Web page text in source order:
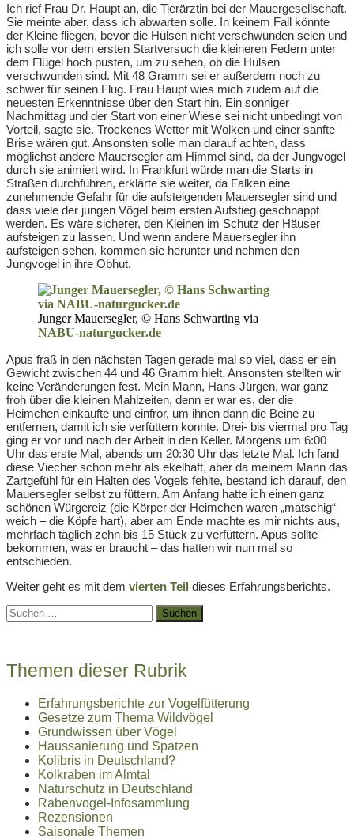
Ich rief Frau Dr. Haupt an, die Tierärztin bei der Mauergesellschaft.
Sie meinte aber, dass ich abwarten solle. In keinem Fall könnte
der Kleine fliegen, bevor die Hülsen nicht verschwunden seien und
ich solle vor dem ersten Startversuch die kleineren Federn unter
dem Flügel hoch pusten, um zu sehen, ob die Hülsen
verschwunden sind. Mit 48 Gramm sei er außerdem noch zu
schwer für seinen Flug. Frau Haupt wies mich zudem auf die
neuesten Erkenntnisse über den Start hin. Ein sonniger
Nachmittag und der Start von einer Wiese sei nicht unbedingt von
Vorteil, sagte sie. Trockenes Wetter mit Wolken und einer sanfte
Brise wären gut. Ansonsten solle man darauf achten, dass
möglichst andere Mauersegler am Himmel sind, da der Jungvogel
durch sie animiert wird. In Frankfurt würde man die Starts in
Straßen durchführen, erklärte sie weiter, da Falken eine
zunehmende Gefahr für die aufsteigenden Mauersegler sind und
dass viele der jungen Vögel beim ersten Aufstieg geschnappt
werden. Es wäre sicherer, den Kleinen im Schutz der Häuser
aufsteigen zu lassen. Und wenn andere Mauersegler ihn
aufsteigen sehen, kommen sie herunter und nehmen den
Jungvogel in ihre Obhut.
Junger Mauersegler, © Hans Schwarting via
NABU-naturgucker.de
Apus fraß in den nächsten Tagen gerade mal so viel, dass er ein
Gewicht zwischen 44 und 46 Gramm hielt. Ansonsten stellten wir
keine Veränderungen fest. Mein Mann, Hans-Jürgen, war ganz
froh über die kleinen Mahlzeiten, denn er war es, der die
Heimchen einkaufte und einfror, um ihnen dann die Beine zu
entfernen, damit ich sie verfüttern konnte. Drei- bis viermal pro Tag
ging er vor und nach der Arbeit in den Keller. Morgens um 6:00
Uhr das erste Mal, abends um 20:30 Uhr das letzte Mal. Ich fand
diese Viecher schon mehr als ekelhaft, aber da meinem Mann das
Zartgefühl für ein Halten des Vogels fehlte, bestand ich darauf, den
Mauersegler selbst zu füttern. Am Anfang hatte ich einen ganz
schönen Würgereiz (die Körper der Heimchen waren „matschig“
weich – die Köpfe hart), aber am Ende machte es mir nichts aus,
mehrfach täglich zehn bis 15 Stück zu verfüttern. Apus sollte
bekommen, was er braucht – das hatten wir nun mal so
entschieden.
Weiter geht es mit dem vierten Teil dieses Erfahrungsberichts.
Suchen
nach:
Themen dieser Rubrik
Erfahrungsberichte zur Vogelfütterung
Gesetze zum Thema Wildvögel
Grundwissen über Vögel
Haussanierung und Spatzen
Kolibris in Deutschland?
Kolkraben im Almtal
Naturschutz in Deutschland
Rabenvogel-Infosammlung
Rezensionen
Saisonale Themen